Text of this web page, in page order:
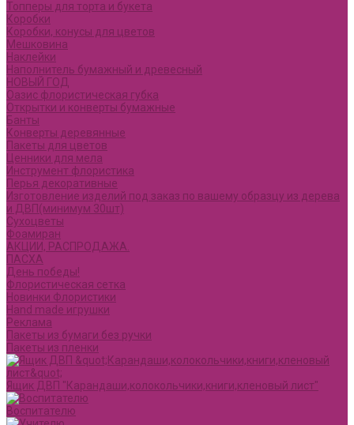
Топперы для торта и букета
Коробки
Коробки, конусы для цветов
Мешковина
Наклейки
Наполнитель бумажный и древесный
НОВЫЙ ГОД
Оазис флористическая губка
Открытки и конверты бумажные
Банты
Конверты деревянные
Пакеты для цветов
Ценники для мела
Инструмент флористика
Перья декоративные
Изготовление изделий под заказ по вашему образцу из дерева
и ДВП(минимум 30шт)
Сухоцветы
Фоамиран
АКЦИИ, РАСПРОДАЖА.
ПАСХА
День победы!
Флористическая сетка
Новинки Флористики
Hand made игрушки
Реклама
Пакеты из бумаги без ручки
Пакеты из пленки
Ящик ДВП "Карандаши,колокольчики,книги,кленовый лист"
Воспитателю